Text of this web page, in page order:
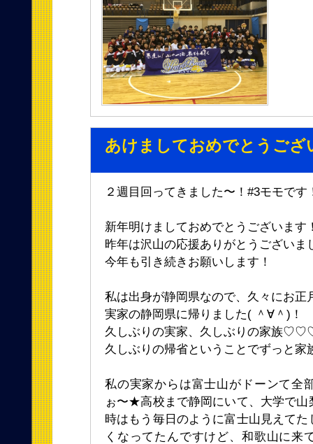
あけましておめでとうござ
２週目回ってきました〜！#3モモです
新年明けましておめでとうございます
昨年は沢山の応援ありがとうございま
今年も引き続きお願いします！
私は出身が静岡県なので、久々にお正
実家の静岡県に帰りました( ＾∀＾)！
久しぶりの実家、久しぶりの家族
久しぶりの帰省ということでずっと
私の実家からは富士山がドーンて全
ぉ〜★高校まで静岡にいて、大学で山
時はもう毎日のように富士山見えて
くなってたんですけど、和歌山に来